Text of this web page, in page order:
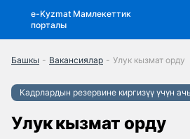
e-Kyzmat Мамлекеттик
порталы
Башкы - Вакансиялар - Улук кызмат орду
Кадрлардын резервине киргизүү үчүн
Улук кызмат орду